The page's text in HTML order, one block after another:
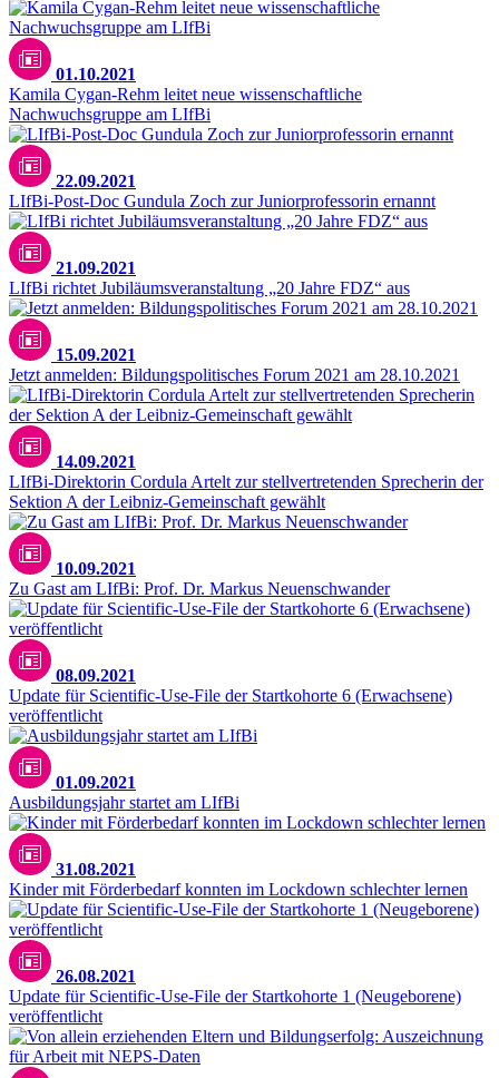
01.10.2021
Kamila Cygan-Rehm leitet neue wissenschaftliche
Nachwuchsgruppe am LIfBi
22.09.2021
LIfBi-Post-Doc Gundula Zoch zur Juniorprofessorin ernannt
21.09.2021
LIfBi richtet Jubiläumsveranstaltung „20 Jahre FDZ“ aus
15.09.2021
Jetzt anmelden: Bildungspolitisches Forum 2021 am 28.10.2021
14.09.2021
LIfBi-Direktorin Cordula Artelt zur stellvertretenden Sprecherin der
Sektion A der Leibniz-Gemeinschaft gewählt
10.09.2021
Zu Gast am LIfBi: Prof. Dr. Markus Neuenschwander
08.09.2021
Update für Scientific-Use-File der Startkohorte 6 (Erwachsene)
veröffentlicht
01.09.2021
Ausbildungsjahr startet am LIfBi
31.08.2021
Kinder mit Förderbedarf konnten im Lockdown schlechter lernen
26.08.2021
Update für Scientific-Use-File der Startkohorte 1 (Neugeborene)
veröffentlicht